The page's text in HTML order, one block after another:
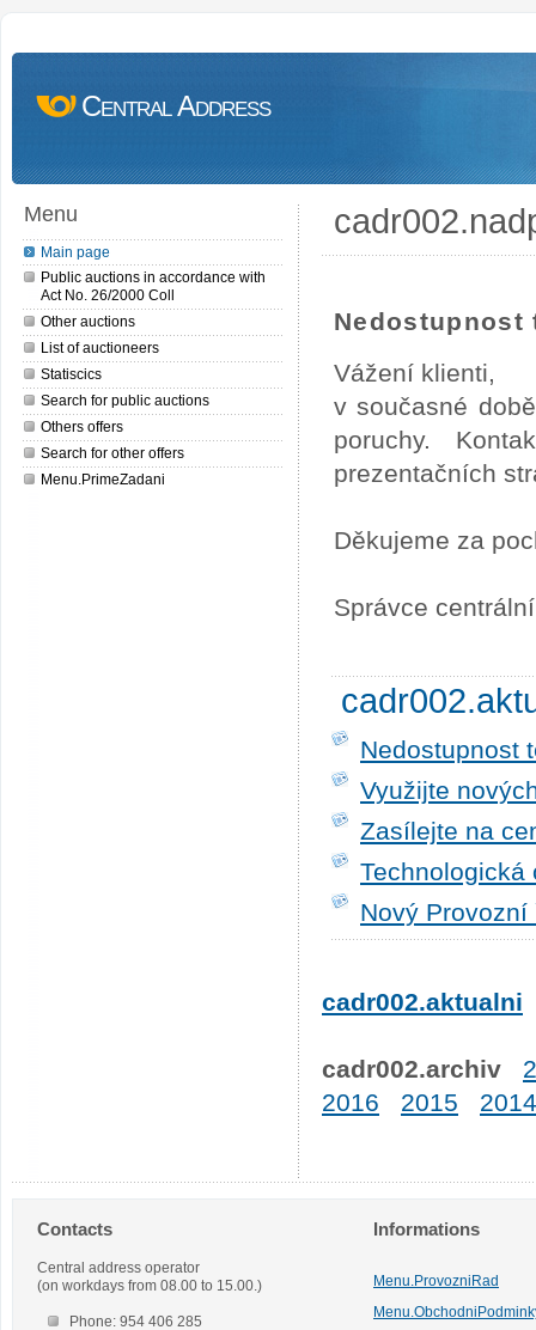
Central Address
Menu
Main page
Public auctions in accordance with
Act No. 26/2000 Coll
Other auctions
List of auctioneers
Statiscics
Search for public auctions
Others offers
Search for other offers
Menu.PrimeZadani
Nedostupnost
Vážení klienti,
v současné
poruchy.
prezentačních
Děkujeme za
Správce
Nedostupnost
Využijte
Zasílejte na
Technologická
Nový
cadr002.aktualni
cadr002.archiv
2016
2015 2014
Contacts
Central address operator
(on workdays from 08.00 to 15.00.)
Phone: 954 406 285
Informations
Menu.ProvozniRad